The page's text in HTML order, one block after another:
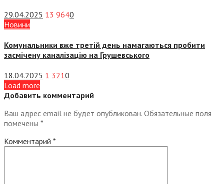
29.04.2025 13 9640
Новини
Комунальники вже третій день намагаються пробити
засмічену каналізацію на Грушевського
18.04.2025 1 3210
Load more
Добавить комментарий
Ваш адрес email не будет опубликован. Обязательные поля
помечены *
Комментарий *